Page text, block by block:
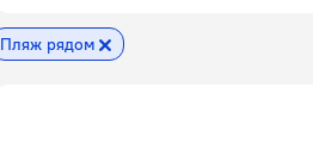
Пляж рядом